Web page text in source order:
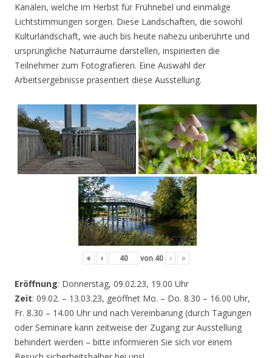
Kanälen, welche im Herbst für Frühnebel und einmalige
Lichtstimmungen sorgen. Diese Landschaften, die sowohl
Kulturlandschaft, wie auch bis heute nahezu unberührte und
ursprüngliche Naturräume darstellen, inspirierten die
Teilnehmer zum Fotografieren. Eine Auswahl der
Arbeitsergebnisse präsentiert diese Ausstellung.
« ‹ von 40 › »
Eröffnung: Donnerstag, 09.02.23, 19.00 Uhr
Zeit: 09.02. – 13.03.23, geöffnet Mo. – Do. 8.30 – 16.00 Uhr,
Fr. 8.30 – 14.00 Uhr und nach Vereinbarung (durch Tagungen
oder Seminare kann zeitweise der Zugang zur Ausstellung
behindert werden – bitte informieren Sie sich vor einem